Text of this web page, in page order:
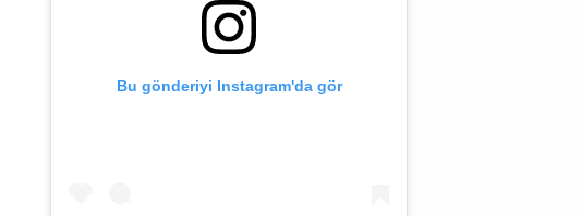
Bu gönderiyi Instagram'da gör